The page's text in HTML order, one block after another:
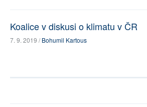
Koalice v diskusi o klimatu v ČR
7. 9. 2019 /Bohumil Kartous